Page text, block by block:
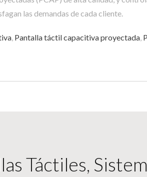
las demandas de cada cliente.
, Pantalla táctil capacitiva proyectada,
Táctiles,